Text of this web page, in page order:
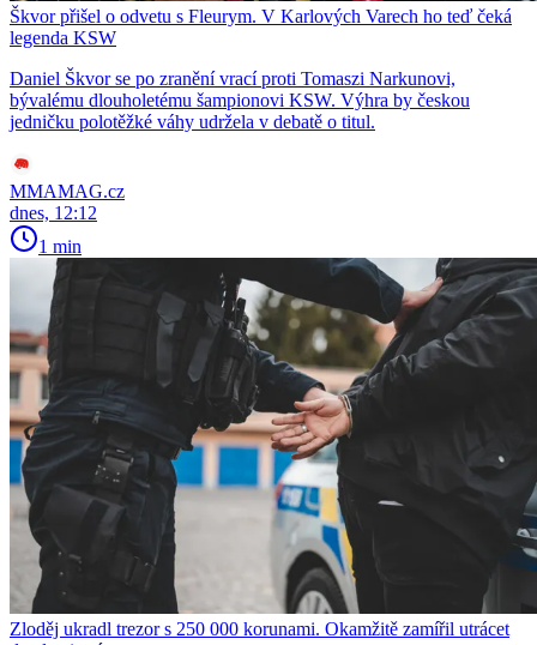
Škvor přišel o odvetu s Fleurym. V Karlových Varech ho teď čeká
legenda KSW
Daniel Škvor se po zranění vrací proti Tomaszi Narkunovi,
bývalému dlouholetému šampionovi KSW. Výhra by českou
jedničku polotěžké váhy udržela v debatě o titul.
MMAMAG.cz
dnes, 12:12
1 min
Zloděj ukradl trezor s 250 000 korunami. Okamžitě zamířil utrácet